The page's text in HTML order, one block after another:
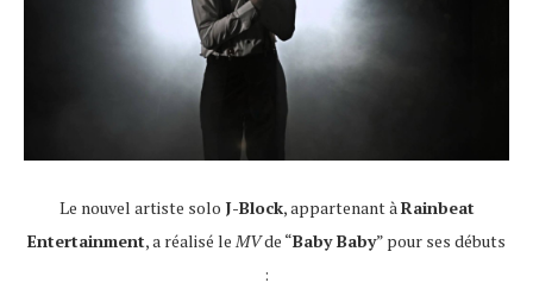
Le nouvel artiste solo J-Block, appartenant àRainbeat
Entertainment, a réalisé le MVde “Baby Baby” pour ses débuts
: